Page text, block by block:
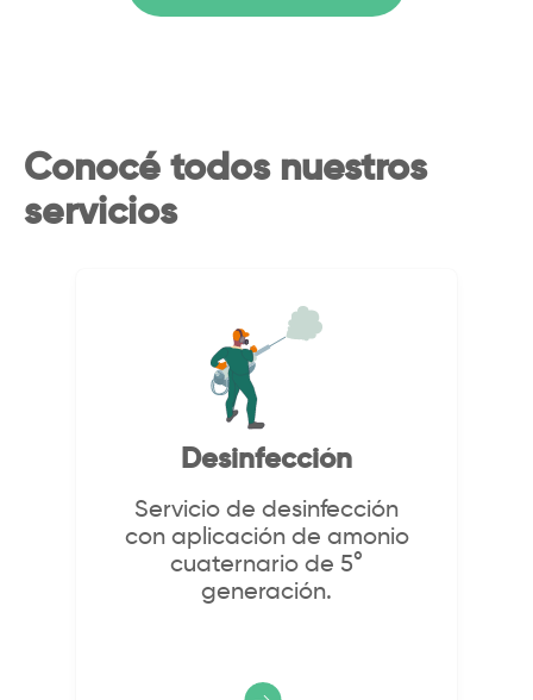
Conocé todos nuestros
servicios
Desinfección
Servicio de desinfección
con aplicación de amonio
cuaternario de 5°
generación.